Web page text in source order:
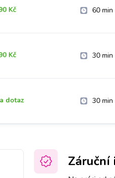
Kč 60 min
Kč 30 min
dotaz 30 min
Záruční